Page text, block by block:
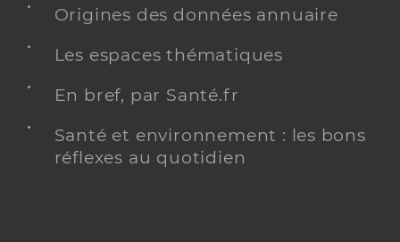
Origines des données annuaire
Les espaces thématiques
En bref, par Santé.fr
Santé et environnement : les bons
réflexes au quotidien